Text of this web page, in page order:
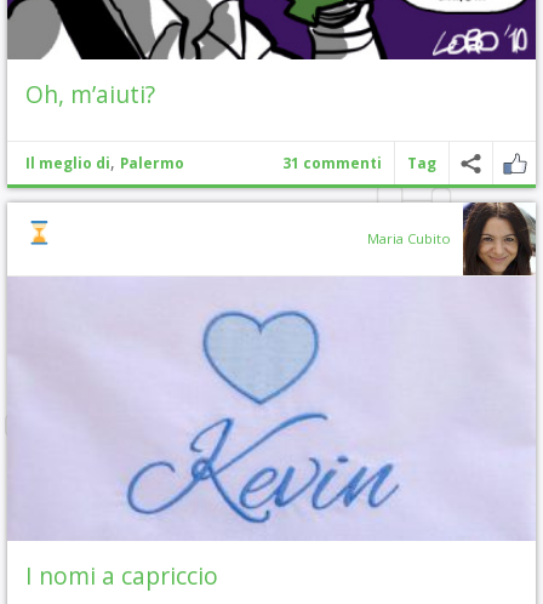
Oh, m’aiuti?
Il meglio di, Palermo 31 commenti Tag
Maria Cubito
I nomi a capriccio